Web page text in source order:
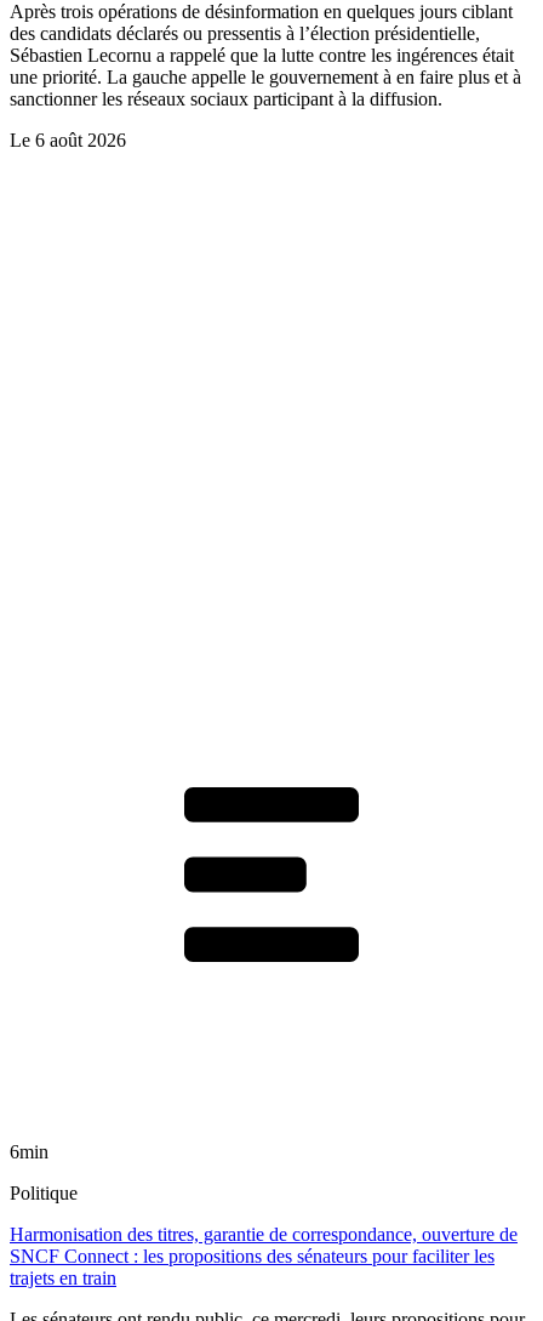
Après trois opérations de désinformation en quelques jours ciblant
des candidats déclarés ou pressentis à l’élection présidentielle,
Sébastien Lecornu a rappelé que la lutte contre les ingérences était
une priorité. La gauche appelle le gouvernement à en faire plus et à
sanctionner les réseaux sociaux participant à la diffusion.
Le 6 août 2026
6min
Politique
Harmonisation des titres, garantie de correspondance, ouverture de
SNCF Connect : les propositions des sénateurs pour faciliter les
trajets en train